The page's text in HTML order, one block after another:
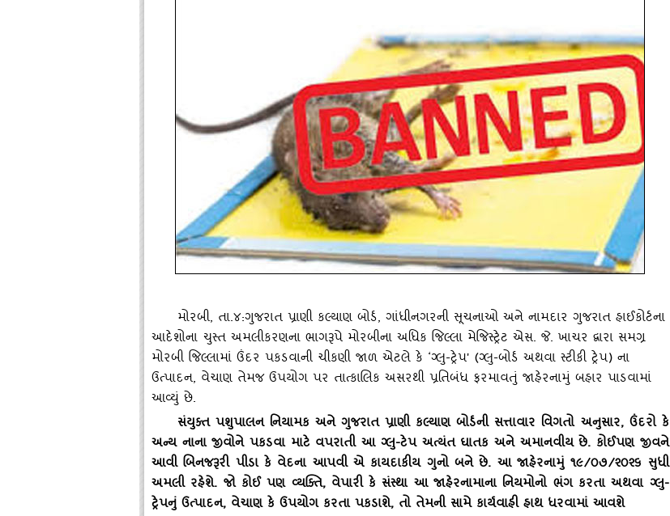
મોરબી, તા.૪:ગુજરાત પ્રાણી કલ્‍યાણ બોર્ડ, ગાંધીનગરની સૂચનાઓ અને નામદાર ગુજરાત હાઈકોર્ટના
આદેશોના ચુસ્‍ત અમલીકરણના ભાગરૂપે મોરબીના અધિક જિલ્લા મેજિસ્‍ટ્રેટ એસ. જે. ખાચર દ્વારા સમગ્ર
મોરબી જિલ્લામાં ઉંદર પકડવાની ચીકણી જાળ એટલે કે ‘ગ્‍લુ-ટ્રેપ' (ગ્‍લુ-બોર્ડ અથવા સ્‍ટીકી ટ્રેપ) ના
ઉત્‍પાદન, વેચાણ તેમજ ઉપયોગ પર તાત્‍કાલિક અસરથી પ્રતિબંધ ફરમાવતું જાહેરનામું બહાર પાડવામાં
આવ્‍યું છે.
સંયુક્‍ત પશુપાલન નિયામક અને ગુજરાત પ્રાણી કલ્‍યાણ બોર્ડની સત્તાવાર વિગતો અનુસાર, ઉંદરો કે
અન્‍ય નાના જીવોને પકડવા માટે વપરાતી આ ગ્‍લુ-ટેપ અત્‍યંત ઘાતક અને અમાનવીય છે. કોઈપણ જીવને
આવી બિનજરૂરી પીડા કે વેદના આપવી એ કાયદાકીય ગુનો બને છે. આ જાહેરનામું ૧૯/૦૭/૨૦૨૬ સુધી
અમલી રહેશે. જો કોઈ પણ વ્‍યક્‍તિ, વેપારી કે સંસ્‍થા આ જાહેરનામાના નિયમોનો ભંગ કરતા અથવા ગ્‍લુ-
ટ્રેપનું ઉત્‍પાદન, વેચાણ કે ઉપયોગ કરતા પકડાશે, તો તેમની સામે કાર્યવાહી હાથ ધરવામાં આવશે